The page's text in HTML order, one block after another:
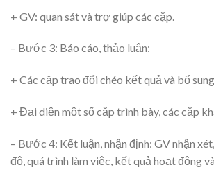
+ GV: quan sát và trợ giúp các cặp.
– Bước 3: Báo cáo, thảo luận:
+ Các cặp trao đổi chéo kết quả và bổ
+ Đại diện một số cặp trình bày, các cặp
– Bước 4: Kết luận, nhận định: GV nhận
độ, quá trình làm việc, kết quả hoạt động